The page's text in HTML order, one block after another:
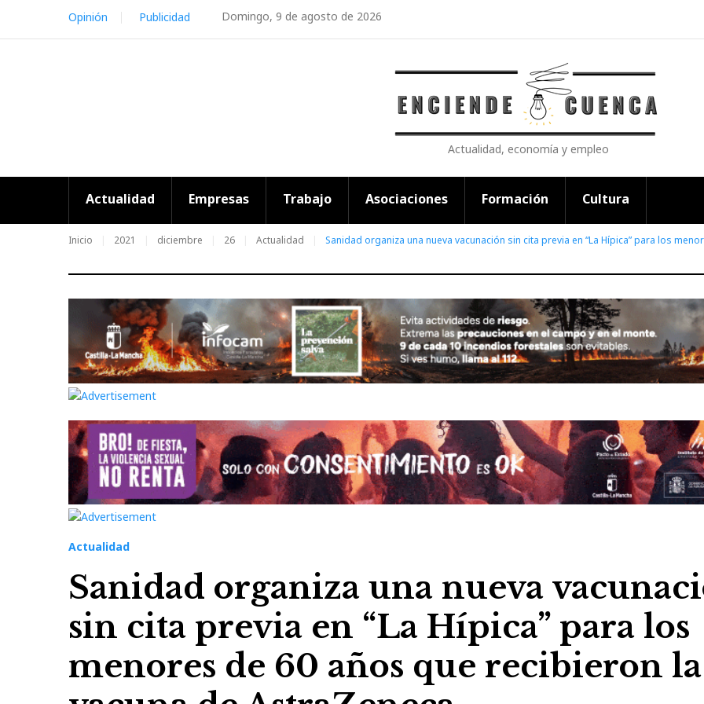
content
Domingo, 9 de agosto de 2026
Opinión Publicidad
Actualidad, economía y empleo
Actualidad Empresas Trabajo Asociaciones Formación Cultura
Inicio 2021 diciembre 26 Actualidad Sanidad organiza una nueva vacunación sin cita previa en “La Hípica” para los
Actualidad
Sanidad organiza una nueva
sin cita previa en “La Hípica” para los
menores de 60 años que recibieron la